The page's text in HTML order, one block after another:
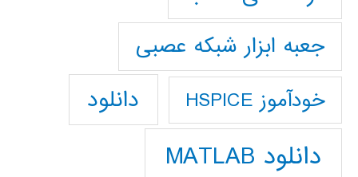
جعبه ابزار شبکه عصبی
خودآموز HSPICE دانلود
دانلود MATLAB